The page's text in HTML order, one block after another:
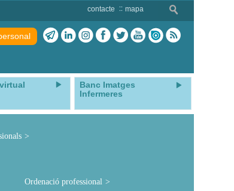
contacte mapa
Banc Imatges
Infermeres
Ordenació professional